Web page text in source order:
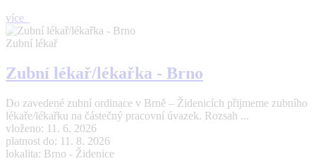
více
Zubní lékař
Zubní lékař/lékařka - Brno
Do zavedené zubní ordinace v Brně – Židenicích přijmeme zubního
lékaře/lékařku na částečný pracovní úvazek. Rozsah ...
vloženo: 11. 6. 2026
platnost do: 11. 8. 2026
lokalita: Brno - Židenice